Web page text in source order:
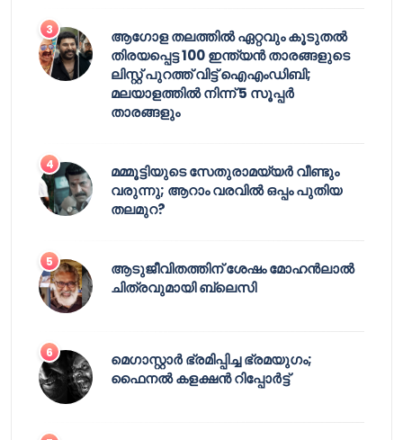
ആഗോള തലത്തിൽ ഏറ്റവും കൂടുതൽ
തിരയപ്പെട്ട 100 ഇന്ത്യൻ താരങ്ങളുടെ
ലിസ്റ്റ് പുറത്ത് വിട്ട് ഐഎംഡിബി;
മലയാളത്തിൽ നിന്ന് 5 സൂപ്പർ
താരങ്ങളും
മമ്മൂട്ടിയുടെ സേതുരാമയ്യർ വീണ്ടും
വരുന്നു; ആറാം വരവിൽ ഒപ്പം പുതിയ
തലമുറ?
ആടുജീവിതത്തിന് ശേഷം മോഹൻലാൽ
ചിത്രവുമായി ബ്ലെസി
മെഗാസ്റ്റാർ ഭ്രമിപ്പിച്ച ഭ്രമയുഗം;
ഫൈനൽ കളക്ഷൻ റിപ്പോർട്ട്